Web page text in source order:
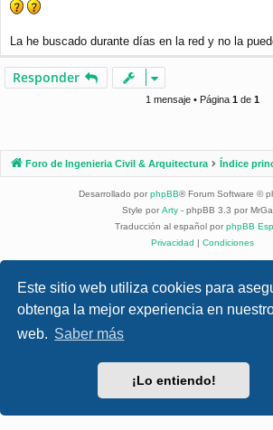
Este sitio web utiliza cookies para
obtenga la mejor experiencia en
web. Saber más
¡Lo entiendo!
s
e
La he buscado durante días en la red y no la
Responder
1 mensaje • Página 1 de 1
Foro de Ingenieria Civil & Arquitectura Índice
Desarrollado por phpBB® Forum Software ©
Style por Arty - phpBB 3.3 por
Traducción al español por phpBB
Privacidad | Condiciones